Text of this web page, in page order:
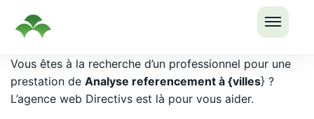
LE
Passer
au
contenu
Vous êtes à la recherche d’un professionnel pour une
prestation de Analyse referencement à {villes} ?
L’agence web Directivs est là pour vous aider.